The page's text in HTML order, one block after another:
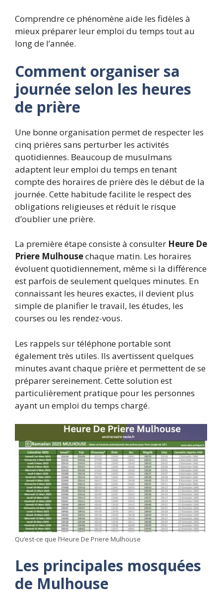
Comprendre ce phénomène aide les fidèles à
mieux préparer leur emploi du temps tout au
long de l’année.
Comment organiser sa
journée selon les heures
de prière
Une bonne organisation permet de respecter les
cinq prières sans perturber les activités
quotidiennes. Beaucoup de musulmans
adaptent leur emploi du temps en tenant
compte des horaires de prière dès le début de la
journée. Cette habitude facilite le respect des
obligations religieuses et réduit le risque
d’oublier une prière.
La première étape consiste à consulter Heure De
Priere Mulhousechaque matin. Les horaires
évoluent quotidiennement, même si la différence
est parfois de seulement quelques minutes. En
connaissant les heures exactes, il devient plus
simple de planifier le travail, les études, les
courses ou les rendez-vous.
Les rappels sur téléphone portable sont
également très utiles. Ils avertissent quelques
minutes avant chaque prière et permettent de se
préparer sereinement. Cette solution est
particulièrement pratique pour les personnes
ayant un emploi du temps chargé.
Qu’est-ce que l’Heure De Priere Mulhouse
Les principales mosquées
de Mulhouse